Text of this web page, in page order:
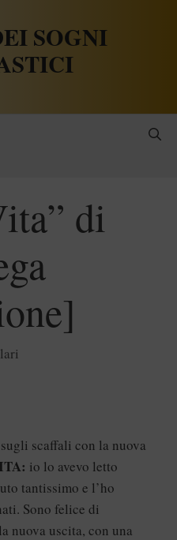
SOGNI
di
scaffali con la nuova
io lo avevo letto
tantissimo e l’ho
Sono felice di
nuova uscita, con una